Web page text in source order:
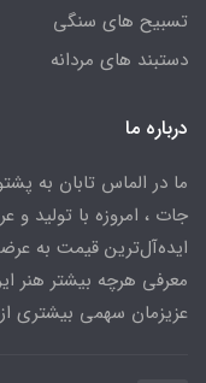
تسبیح های سنگی
دستبند های مردانه
درباره ما
ما در الماس تابان به
جات ، امروزه با تولید
ایده‌آل‌ترین قیمت به
معرفی هرچه بیشتر هنر
عزیزمان سهمی بیشتری